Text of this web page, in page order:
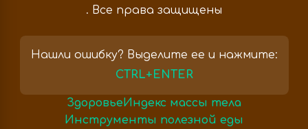
. Все права защищены
Нашли ошибку? Выделите ее и нажмите:
CTRL+ENTER
Здоровье Индекс массы тела
Инструменты полезной еды